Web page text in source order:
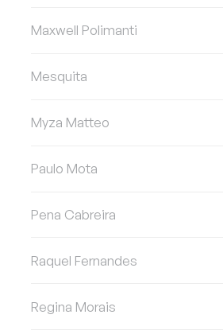
Maxwell Polimanti
Mesquita
Myza Matteo
Paulo Mota
Pena Cabreira
Raquel Fernandes
Regina Morais